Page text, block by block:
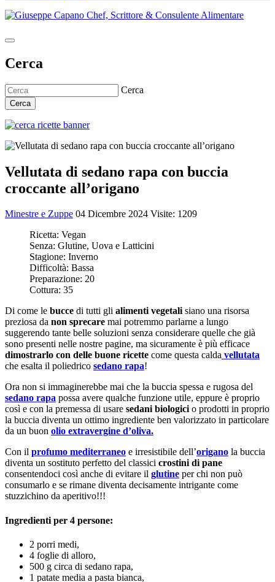
Cerca
Cerca
Cerca
Vellutata di sedano rapa con buccia
croccante all’origano
Minestre e Zuppe 04 Dicembre 2024 Visite: 1209
Ricetta: Vegan
Senza: Glutine, Uova e Latticini
Stagione: Inverno
Difficoltà: Bassa
Preparazione: 20
Cottura: 35
Di come le bucce di tutti gli alimenti vegetalisiano una risorsa
preziosa da non sprecare mai potremmo parlarne a lungo
suggerendo tante belle soluzioni senza considerare quelle che già
sono presenti nelle nostre pagine, ma sicuramente è più efficace
dimostrarlo con delle buone ricette come questa calda vellutata
che esalta il poliedrico sedano rapa!
Ora non si immaginerebbe mai che la buccia spessa e rugosa del
sedano rapa possa avere qualche funzione utile, eppure è proprio
così e con la premessa di usare sedani biologicio prodotti in proprio
la buccia diventa un ottimo ingrediente ben valorizzato in particolare
da un buon olio extravergine d’oliva.
Con il profumo mediterraneo e irresistibile dell’origano la buccia
diventa un sostituto perfetto del classici crostini di pane
consentendoci così anche di evitare il glutine per chi non può
consumarlo e se rimane diventa decisamente intrigante come
stuzzichino da aperitivo!!!
Ingredienti per 4 persone:
2 porri medi,
4 foglie di alloro,
500 g circa di sedano rapa,
1 patate media a pasta bianca,